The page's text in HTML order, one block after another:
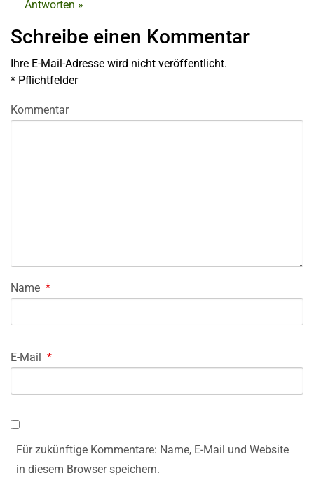
Antworten »
Schreibe einen Kommentar
Ihre E-Mail-Adresse wird nicht veröffentlicht.
* Pflichtfelder
Kommentar
Name *
E-Mail *
Für zukünftige Kommentare: Name, E-Mail und Website
in diesem Browser speichern.